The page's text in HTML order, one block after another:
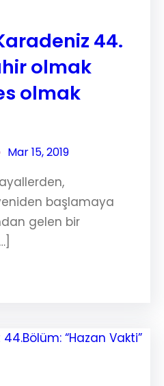
44.
olmak
olmak
Mar 15, 2019
başlamaya
gelen bir